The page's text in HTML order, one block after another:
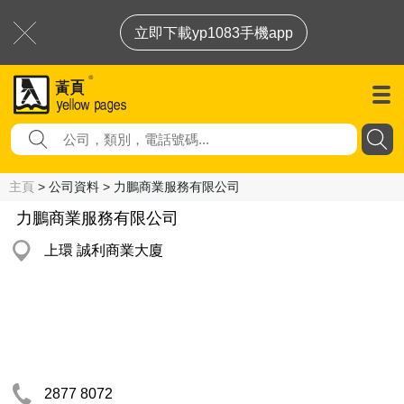
立即下載yp1083手機app
主頁 > 公司資料 > 力鵬商業服務有限公司
力鵬商業服務有限公司
上環 誠利商業大廈
2877 8072